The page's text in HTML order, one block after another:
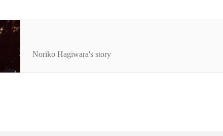
紀子
Noriko Hagiwara's story